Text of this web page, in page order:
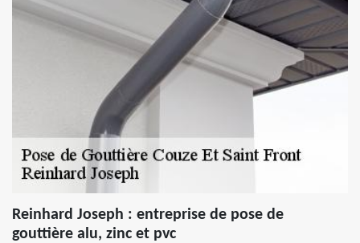
Reinhard Joseph : entreprise de pose de
gouttière alu, zinc et pvc